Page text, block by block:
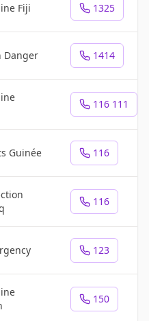
Fiji 1325
Danger 1414
116 111
Guinée 116
116
123
150